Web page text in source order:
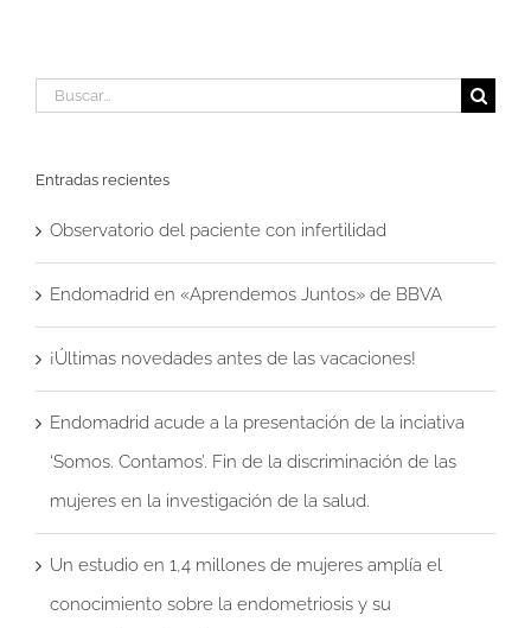
Buscar:
Entradas recientes
Observatorio del paciente con infertilidad
Endomadrid en «Aprendemos Juntos» de BBVA
¡Últimas novedades antes de las vacaciones!
Endomadrid acude a la presentación de la inciativa
‘Somos. Contamos’. Fin de la discriminación de las
mujeres en la investigación de la salud.
Un estudio en 1,4 millones de mujeres amplía el
conocimiento sobre la endometriosis y su